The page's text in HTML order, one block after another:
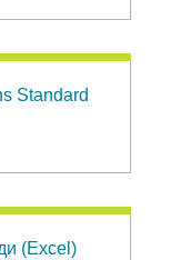
Standard
(Excel)